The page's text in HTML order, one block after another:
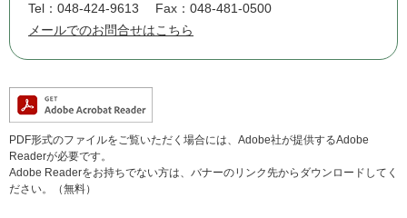
Tel：048-424-9613
Fax：048-481-0500
メールでのお問合せはこちら
PDF形式のファイルをご覧いただく場合には、Adobe社が提供するAdobe
Readerが必要です。
Adobe Readerをお持ちでない方は、バナーのリンク先からダウンロードしてく
ださい。（無料）